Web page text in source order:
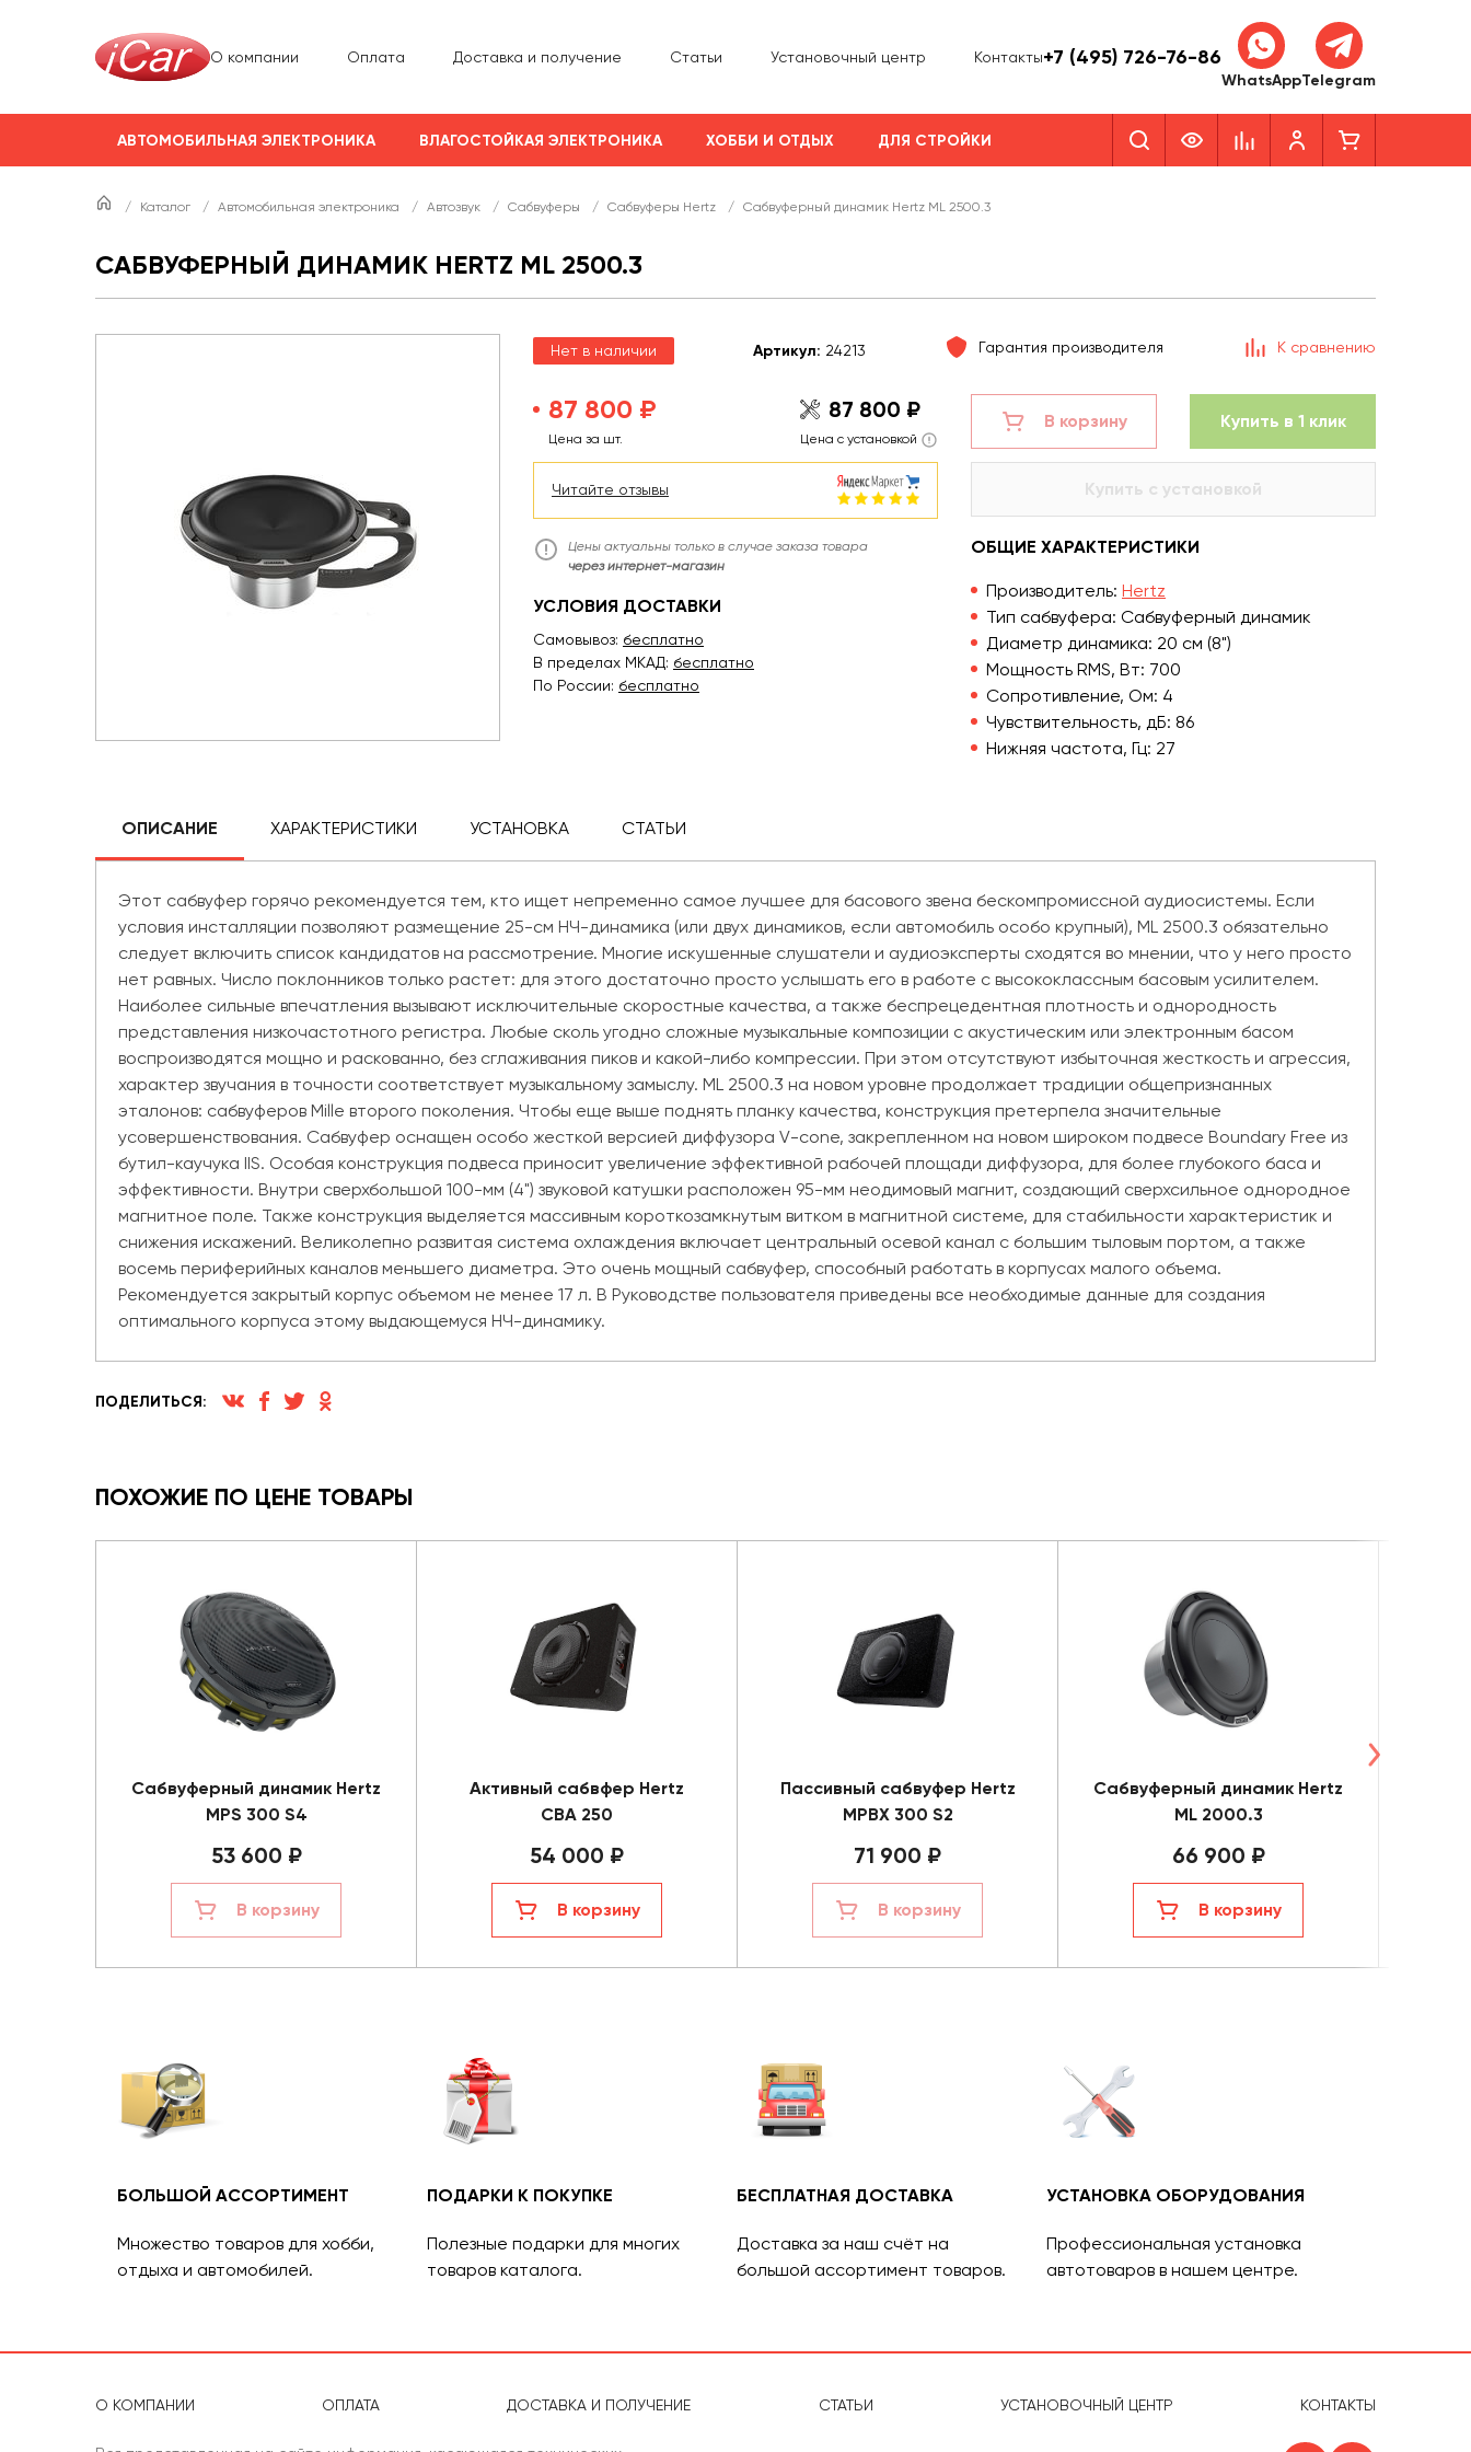
О компании Оплата Доставка и получение Статьи Установочный центр Контакты+7 (495) 726-76-86
WhatsAppTelegram
АВТОМОБИЛЬНАЯ ЭЛЕКТРОНИКА ВЛАГОСТОЙКАЯ ЭЛЕКТРОНИКА ХОББИ И ОТДЫХ ДЛЯ СТРОЙКИ
/ Каталог / Автомобильная электроника / Автозвук / Сабвуферы / Сабвуферы Hertz / Сабвуферный динамик Hertz ML 2500.3
САБВУФЕРНЫЙ ДИНАМИК HERTZ ML 2500.3
Нет в наличии Артикул: 24213 Гарантия производителя К сравнению
87 800 ₽
Цена за шт.
87 800 ₽
Цена с установкой
Читайте отзывы
Цены актуальны только в случае заказа товара
через интернет-магазин
УСЛОВИЯ ДОСТАВКИ
Самовывоз: бесплатно
В пределах МКАД: бесплатно
По России: бесплатно
В корзину Купить в 1 клик
Купить с установкой
ОБЩИЕ ХАРАКТЕРИСТИКИ
Производитель: Hertz
Тип сабвуфера: Сабвуферный динамик
Диаметр динамика: 20 см (8")
Мощность RMS, Вт: 700
Сопротивление, Ом: 4
Чувствительность, дБ: 86
Нижняя частота, Гц: 27
ОПИСАНИЕ ХАРАКТЕРИСТИКИ УСТАНОВКА СТАТЬИ
Этот сабвуфер горячо рекомендуется тем, кто ищет непременно самое лучшее для басового звена бескомпромиссной аудиосистемы. Если
условия инсталляции позволяют размещение 25-см НЧ-динамика (или двух динамиков, если автомобиль особо крупный), ML 2500.3 обязательно
следует включить список кандидатов на рассмотрение. Многие искушенные слушатели и аудиоэксперты сходятся во мнении, что у него просто
нет равных. Число поклонников только растет: для этого достаточно просто услышать его в работе с высококлассным басовым усилителем.
Наиболее сильные впечатления вызывают исключительные скоростные качества, а также беспрецедентная плотность и однородность
представления низкочастотного регистра. Любые сколь угодно сложные музыкальные композиции с акустическим или электронным басом
воспроизводятся мощно и раскованно, без сглаживания пиков и какой-либо компрессии. При этом отсутствуют избыточная жесткость и агрессия,
характер звучания в точности соответствует музыкальному замыслу. ML 2500.3 на новом уровне продолжает традиции общепризнанных
эталонов: сабвуферов Mille второго поколения. Чтобы еще выше поднять планку качества, конструкция претерпела значительные
усовершенствования. Сабвуфер оснащен особо жесткой версией диффузора V-cone, закрепленном на новом широком подвесе Boundary Free из
бутил-каучука IIS. Особая конструкция подвеса приносит увеличение эффективной рабочей площади диффузора, для более глубокого баса и
эффективности. Внутри сверхбольшой 100-мм (4") звуковой катушки расположен 95-мм неодимовый магнит, создающий сверхсильное однородное
магнитное поле. Также конструкция выделяется массивным короткозамкнутым витком в магнитной системе, для стабильности характеристик и
снижения искажений. Великолепно развитая система охлаждения включает центральный осевой канал с большим тыловым портом, а также
восемь периферийных каналов меньшего диаметра. Это очень мощный сабвуфер, способный работать в корпусах малого объема.
Рекомендуется закрытый корпус объемом не менее 17 л. В Руководстве пользователя приведены все необходимые данные для создания
оптимального корпуса этому выдающемуся НЧ-динамику.
ПОДЕЛИТЬСЯ:
ПОХОЖИЕ ПО ЦЕНЕ ТОВАРЫ
Сабвуферный динамик Hertz
MPS 300 S4
53 600 ₽
В корзину
Активный сабвфер Hertz
CBA 250
54 000 ₽
В корзину
Пассивный сабвуфер Hertz
MPBX 300 S2
71 900 ₽
В корзину
Сабвуферный динамик Hertz
ML 2000.3
66 900 ₽
В корзину
БОЛЬШОЙ АССОРТИМЕНТ
Множество товаров для хобби,
отдыха и автомобилей.
ПОДАРКИ К ПОКУПКЕ
Полезные подарки для многих
товаров каталога.
БЕСПЛАТНАЯ ДОСТАВКА
Доставка за наш счёт на
большой ассортимент товаров.
УСТАНОВКА ОБОРУДОВАНИЯ
Профессиональная установка
автотоваров в нашем центре.
О КОМПАНИИ ОПЛАТА ДОСТАВКА И ПОЛУЧЕНИЕ СТАТЬИ УСТАНОВОЧНЫЙ ЦЕНТР КОНТАКТЫ